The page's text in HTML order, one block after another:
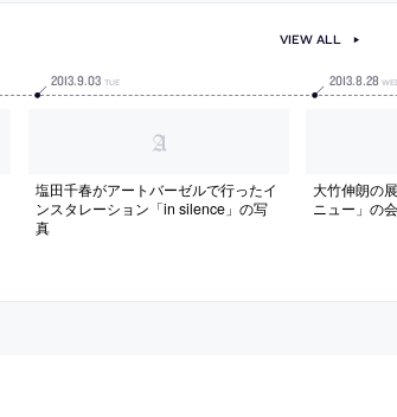
2013.9.03 TUE
塩田千春がアートバーゼルで行ったイ
ンスタレーション「in silence」の写
真
2013.8.28
大竹伸朗の
ニュー」の
VIEW ALL